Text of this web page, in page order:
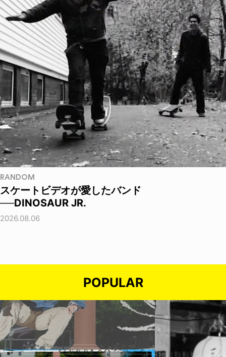
RANDOM
スケートビデオが愛したバンド
──DINOSAUR JR.
2026.08.06
POPULAR